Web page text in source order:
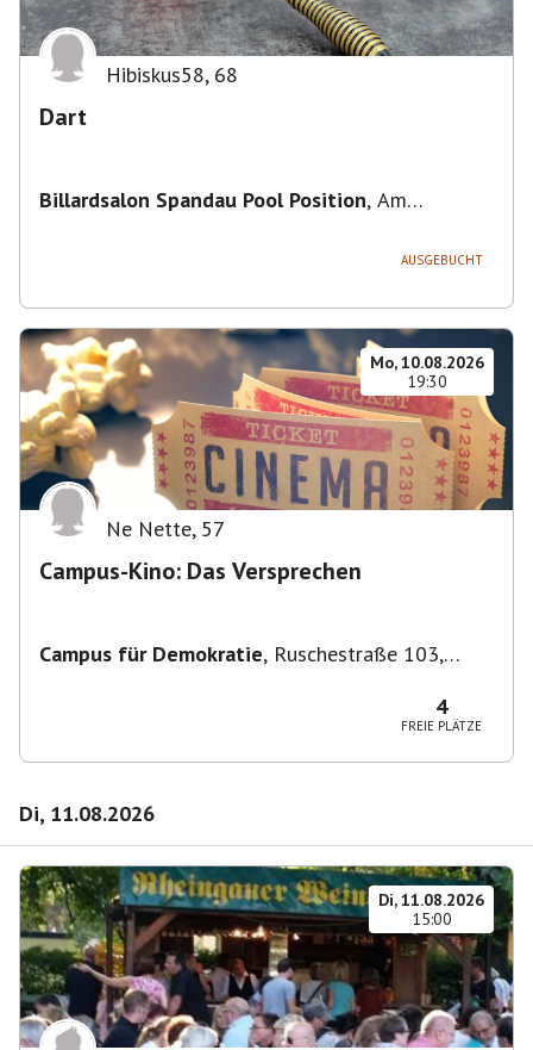
Hibiskus58, 68
Dart
Billardsalon Spandau Pool Position, Am
AUSGEBUCHT
Mo, 10.08.2026
19:30
Ne Nette, 57
Campus-Kino: Das Versprechen
Campus für Demokratie, Ruschestraße 103,
4
FREIE PLÄTZE
Di, 11.08.2026
Di, 11.08.2026
15:00